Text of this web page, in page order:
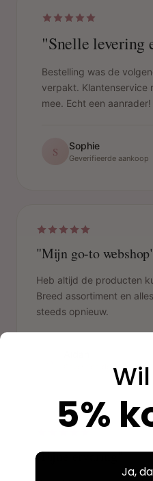
"Snelle levering
Bestelling was de
verpakt. Klantenservice
mee. Echt een aanrader!
S Sophie
Geverifieerde aankoop
"Mijn go-to
Heb altijd de producten
Breed assortiment en
steeds opnieuw.
Geverifieerde aankoop
"Fijne ervaring"
5%
Ja,